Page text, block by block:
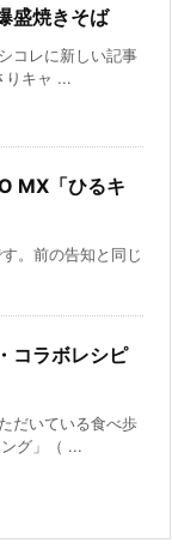
盛焼きそば
コレに新しい記事
りキャ ...
MX「ひるキ
。前の告知と同じ
コラボレシピ
だいている食べ歩
グ」（ ...